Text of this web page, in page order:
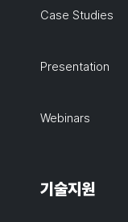
Case Studies
Presentation
Webinars
기술지원